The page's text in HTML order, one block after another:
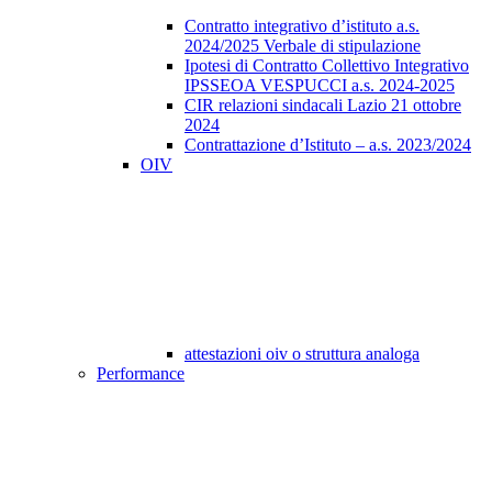
Contratto integrativo d’istituto a.s.
2024/2025 Verbale di stipulazione
Ipotesi di Contratto Collettivo Integrativo
IPSSEOA VESPUCCI a.s. 2024-2025
CIR relazioni sindacali Lazio 21 ottobre
2024
Contrattazione d’Istituto – a.s. 2023/2024
OIV
attestazioni oiv o struttura analoga
Performance